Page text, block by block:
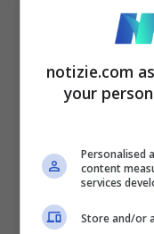
Giuseppe Valditara
notizie.com
your
Personalised
content
services
Store and/or